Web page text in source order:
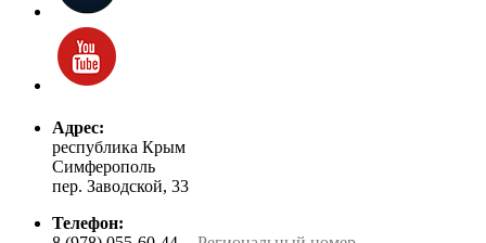
Адрес:
республика Крым
Симферополь
пер. Заводской, 33
Телефон: